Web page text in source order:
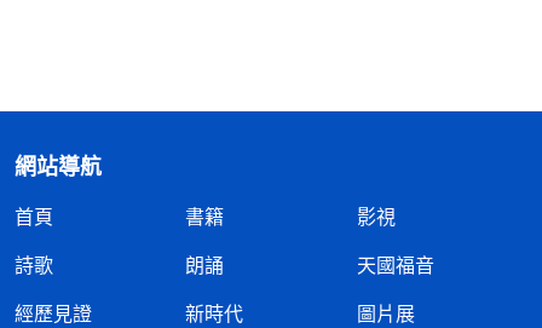
網站導航
首頁 書籍
影視
詩歌
朗誦
天國福音
經歷見證
新時代
圖片展